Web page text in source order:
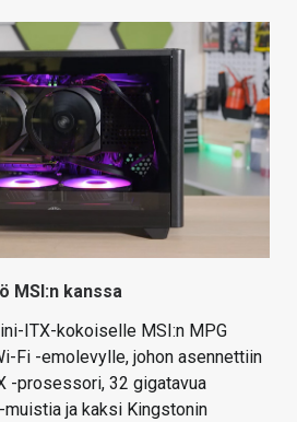
MSI:n kanssa
ITX-kokoiselle MSI:n MPG
Fi -emolevylle, johon asennettiin
-prosessori, 32 gigatavua
muistia ja kaksi Kingstonin